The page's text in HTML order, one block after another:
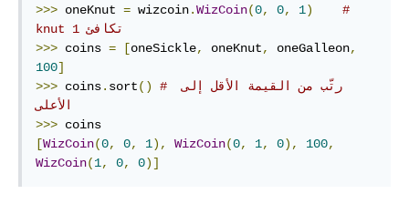
>>> oneKnut = wizcoin.WizCoin(0, 0, 1)
#
‫تكافئ 1 knut
>>> coins = [oneSickle, oneKnut, oneGalleon,
100]
>>> coins. sort()
# رتّب من القيمة الأقل إلى
الأعلى
>>>
[WizCoin(0, 0, 1), WizCoin(0, 1, 0), 100,
WizCoin(1, 0, 0)]